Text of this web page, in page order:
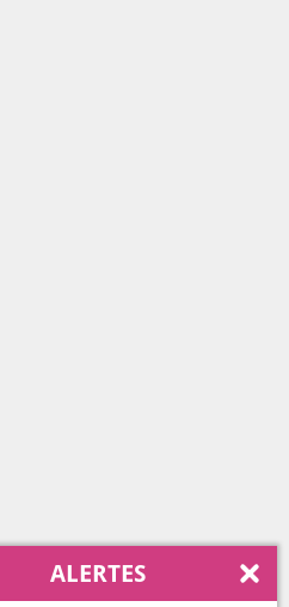
ALERTES